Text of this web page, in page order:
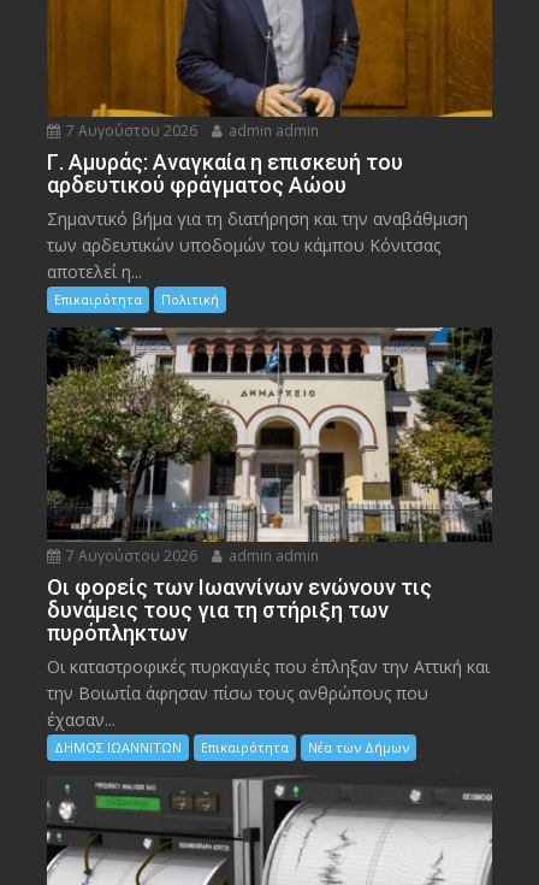
7 Αυγούστου 2026 admin admin
Γ. Αμυράς: Αναγκαία η επισκευή του
αρδευτικού φράγματος Αώου
Σημαντικό βήμα για τη διατήρηση και την αναβάθμιση
των αρδευτικών υποδομών του κάμπου Κόνιτσας
αποτελεί η...
Επικαιρότητα Πολιτική
7 Αυγούστου 2026 admin admin
Οι φορείς των Ιωαννίνων ενώνουν τις
δυνάμεις τους για τη στήριξη των
πυρόπληκτων
Οι καταστροφικές πυρκαγιές που έπληξαν την Αττική και
την Bοιωτία άφησαν πίσω τους ανθρώπους που
έχασαν...
ΔΗΜΟΣ ΙΩΑΝΝΙΤΩΝ Επικαιρότητα Νέα των Δήμων